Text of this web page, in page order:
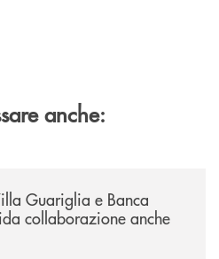
anche:
Guariglia e Banca
collaborazione anche